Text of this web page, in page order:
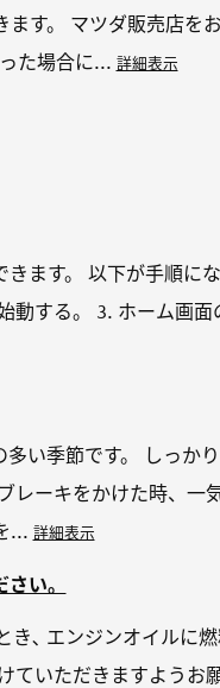
す。 マツダ販売店を
た場合に... 詳細表示
ます。 以下が手順に
する。 3. ホーム画⾯
い季節です。 しっか
ーキをかけた時、一
... 詳細表示
い。
､ エンジンオイルに
いただきますようお